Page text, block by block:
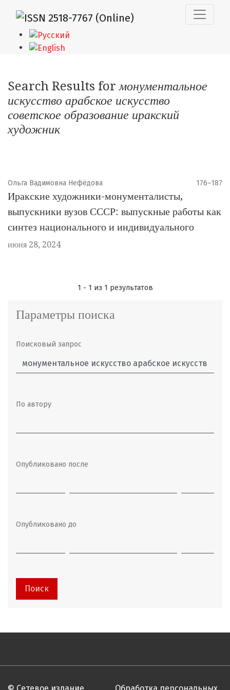
Search Results forмонументальное
искусство арабское искусство
советское образование иракский
художник
Ольга Вадимовна Нефёдова 176–187
Иракские художники-монументалисты,
выпускники вузов СССР: выпускные работы как
синтез национального и индивидуального
июня 28, 2024
1 - 1 из 1 результатов
Параметры поиска
Поисковый запрос
По автору
Опубликовано после
Опубликовано до
Поиск
© Сетевое издание Обработка персональных